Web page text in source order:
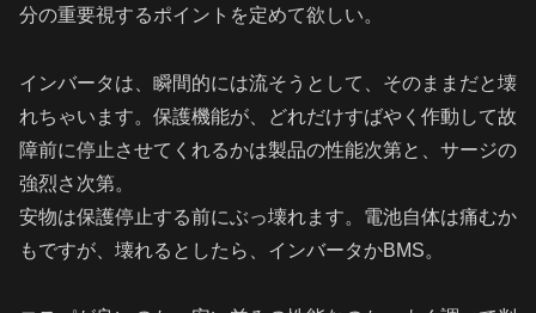
分の重要視するポイントを定めて欲しい。
インバータは、瞬間的には流そうとして、そのままだと壊
れちゃいます。保護機能が、どれだけすばやく作動して故
障前に停止させてくれるかは製品の性能次第と、サージの
強烈さ次第。
安物は保護停止する前にぶっ壊れます。電池自体は痛むか
もですが、壊れるとしたら、インバータかBMS。